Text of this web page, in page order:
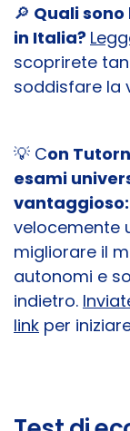
🔎 Quali
in Italia?
scoprirete
soddisfare la
💡 Con
esami
vantaggioso:
velocemente
migliorare il
autonomi e
indietro.
link per